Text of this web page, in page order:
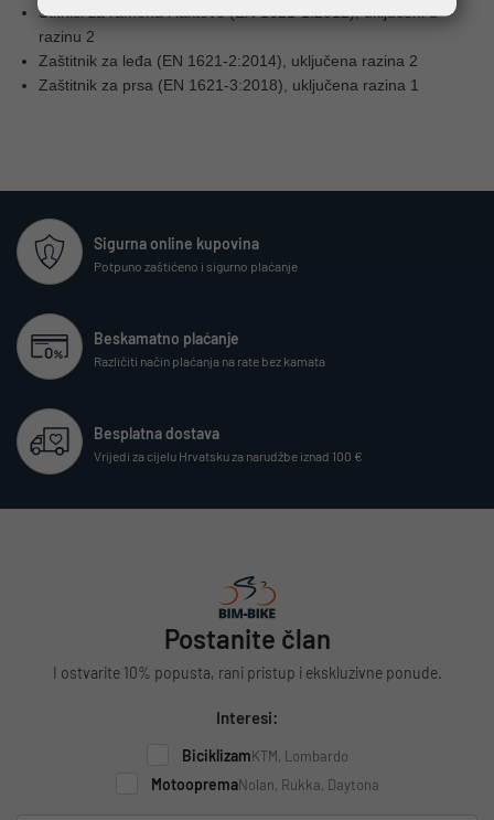
Štitnici za ramena i laktove (EN 1621-1:2012), uključeni u
razinu 2
Zaštitnik za leđa (EN 1621-2:2014), uključena razina 2
Zaštitnik za prsa (EN 1621-3:2018), uključena razina 1
Sigurna online kupovina
Potpuno zaštićeno i sigurno plaćanje
Beskamatno plaćanje
Različiti način plaćanja na rate bez kamata
Besplatna dostava
Vrijedi za cijelu Hrvatsku za narudžbe iznad 100 €
Postanite član
I ostvarite 10% popusta, rani pristup i ekskluzivne ponude.
Interesi:
BiciklizamKTM, Lombardo
MotoopremaNolan, Rukka, Daytona